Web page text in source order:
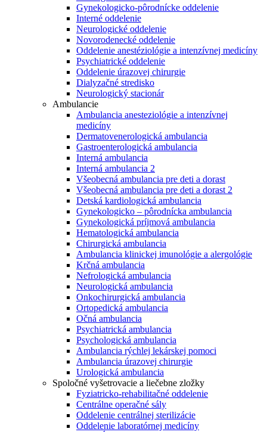
Gynekologicko-pôrodnícke oddelenie
Interné oddelenie
Neurologické oddelenie
Novorodenecké oddelenie
Oddelenie anestéziológie a intenzívnej medicíny
Psychiatrické oddelenie
Oddelenie úrazovej chirurgie
Dialyzačné stredisko
Neurologický stacionár
Ambulancie
Ambulancia anesteziológie a intenzívnej
medicíny
Dermatovenerologická ambulancia
Gastroenterologická ambulancia
Interná ambulancia
Interná ambulancia 2
Všeobecná ambulancia pre deti a dorast
Všeobecná ambulancia pre deti a dorast 2
Detská kardiologická ambulancia
Gynekologicko – pôrodnícka ambulancia
Gynekologická príjmová ambulancia
Hematologická ambulancia
Chirurgická ambulancia
Ambulancia klinickej imunológie a alergológie
Krčná ambulancia
Nefrologická ambulancia
Neurologická ambulancia
Onkochirurgická ambulancia
Ortopedická ambulancia
Očná ambulancia
Psychiatrická ambulancia
Psychologická ambulancia
Ambulancia rýchlej lekárskej pomoci
Ambulancia úrazovej chirurgie
Urologická ambulancia
Spoločné vyšetrovacie a liečebne zložky
Fyziatricko-rehabilitačné oddelenie
Centrálne operačné sály
Oddelenie centrálnej sterilizácie
Oddelenie laboratórnej medicíny